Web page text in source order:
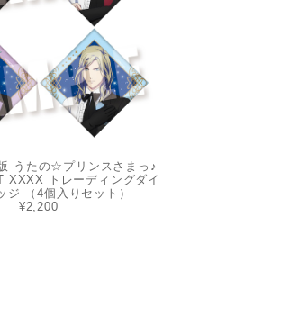
うたの☆プリンスさまっ♪
XXXX トレーディングダイ
ジ （4個入りセット）
¥2,200